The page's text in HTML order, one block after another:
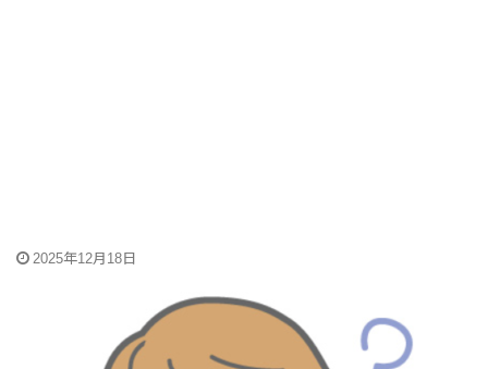
2025年12月18日